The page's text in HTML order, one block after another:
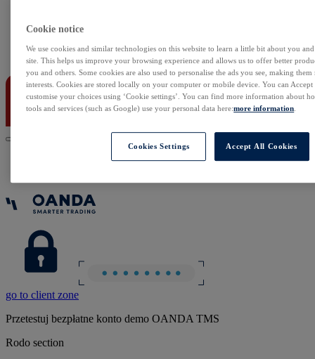
Rolowania
Kontakt
go to client zone
Przetestuj bezpłatne konto demo OANDA TMS
Rodo section
Cookie notice
We use cookies and similar technologies on this website to learn a little bit about you
site. This helps us improve your browsing experience and allows us to offer better
you and others. Some cookies are also used to personalise the ads you see, making
interests. Cookies are stored locally on your computer or mobile device. You can
customise your choices using ‘Cookie settings’. You can find more information about
tools and services (such as Google) use your personal data here:more information
Cookies Settings Accept All Cookies